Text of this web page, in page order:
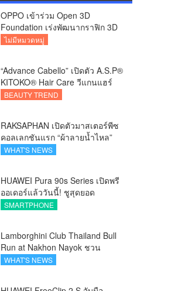
OPPO เข้าร่วม Open 3D
Foundation เร่งพัฒนากราฟิก 3D
บนอุปกรณ์มือถือ
ไม่มีหมวดหมู่
“Advance Cabello” เปิดตัว A.S.P®
KITOKO® Hair Care วีแกนแฮร์
แคร์ลักชัวรีจากอังกฤษ ยกระดับ
BEAUTY TREND
RAKSAPHAN เปิดตัวมาสเตอร์พีซ
คอลเลกชันแรก “ผ้าลายน้ำไหล”
ยกระดับภูมิปัญญาท้องถิ่นสู่งาน
WHAT'S NEWS
HUAWEI Pura 90s Series เปิดพรี
ออเดอร์แล้ววันนี้! ชูสุดยอด
นวัตกรรมกล้อง พร้อม AI อัจฉริยะ
SMARTPHONE
Lamborghini Club Thailand Bull
Run at Nakhon Nayok ชวน
คาราวานกระทิงดุ สัมผัสธรรมชาติ
WHAT'S NEWS